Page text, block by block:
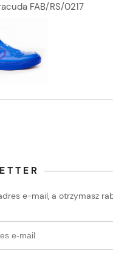
FAB/RS/0217
e-mail, a otrzymasz